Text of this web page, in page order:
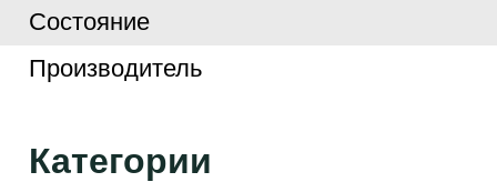
Cостояние
Производитель
Категории